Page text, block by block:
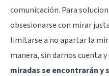
comunicación. Para
obsesionarse con mirar
limitarse a no apartar la
manera, sin darnos cuenta
miradas se encontrarán y